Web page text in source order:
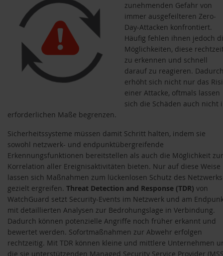
zunehmenden Gefahr von
immer ausgefeilteren Zero-
Day-Attacken konfrontiert.
Häufig fehlen ihnen jedoch
Möglichkeiten, diese
zu erkennen und schnell
darauf zu reagieren.
erhöht sich nicht nur das
einer Attacke, oftmals lassen
sich die Schäden auch nicht
erforderlichen Maße begrenzen.
Sicherheitssysteme müssen damit Schritt halten, indem sie
sowohl netzwerk- und endpunktübergreifende
Erkennungsfunktionen bereitstellen als auch die Möglichkeit zur
Korrelation aller Ereignisaktivitäten bieten. Nur auf diese Weise
lassen sich Maßnahmen zum lückenlosen Schutz des Netzwerks
gezielt ergreifen. Threat Detection and Response (TDR) von
WatchGuard setzt Security-Events im Netzwerk und am
mit detaillierten Analysen zur Bedrohungslage in Verbindung.
Dadurch können potenzielle Angriffe noch früher erkannt und
bewertet werden. Sofortmaßnahmen zur Abwehr erfolgen
rechtzeitig. Mit TDR können kleine und mittlere Unternehmen
die sie unterstützenden Managed Security Service Provider